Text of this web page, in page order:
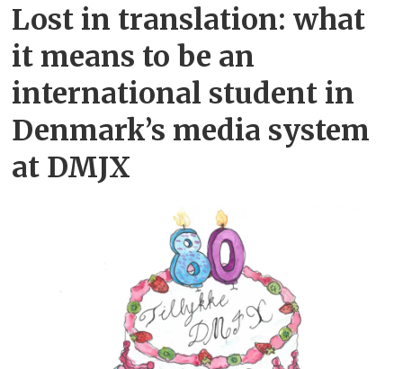
Lost in translation: what
it means to be an
international student in
Denmark’s media system
at DMJX